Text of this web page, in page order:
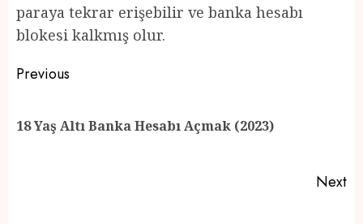
paraya tekrar erişebilir ve banka hesabı
blokesi kalkmış olur.
Post
Previous
18 Yaş Altı Banka Hesabı Açmak (2023)
Next